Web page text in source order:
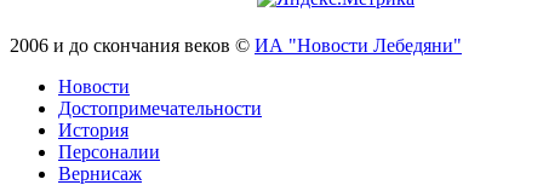
2006 и до скончания веков © ИА "Новости Лебедяни"
Новости
Достопримечательности
История
Персоналии
Вернисаж